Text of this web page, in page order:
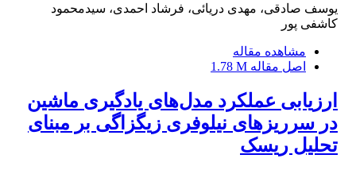
یوسف صادقی، مهدی دریائی، فرشاد احمدی، سیدمحمود
کاشفی پور
مشاهده مقاله
اصل مقاله 1.78 M
ارزیابی عملکرد مدل‌های یادگیری ماشین
در سرریزهای نیلوفری زیگزاگی بر مبنای
تحلیل ریسک